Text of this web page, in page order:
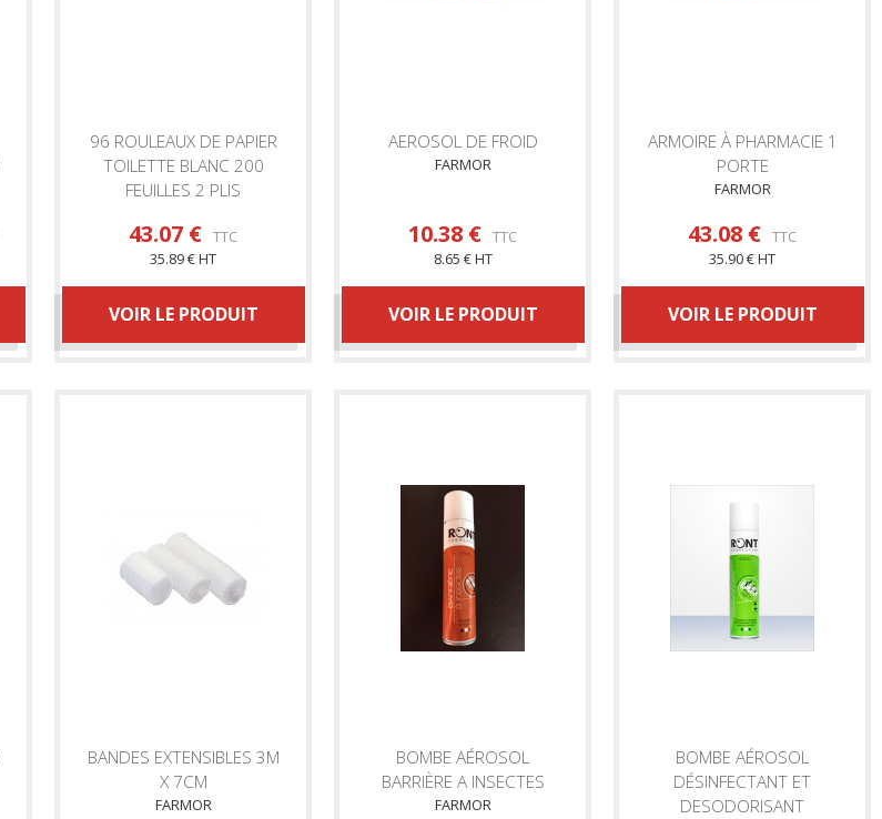
96 ROULEAUX DE PAPIER
TOILETTE BLANC 200
FEUILLES 2 PLIS
43.07 € TTC
35.89 € HT
VOIR LE PRODUIT
AEROSOL DE FROID
FARMOR
10.38 € TTC
8.65 € HT
VOIR LE PRODUIT
ARMOIRE À PHARMACIE 1
PORTE
FARMOR
43.08 € TTC
35.90 € HT
VOIR LE PRODUIT
BANDES EXTENSIBLES 3M
X 7CM
FARMOR
BOMBE AÉROSOL
BARRIÈRE A INSECTES
FARMOR
BOMBE AÉROSOL
DÉSINFECTANT ET
DESODORISANT